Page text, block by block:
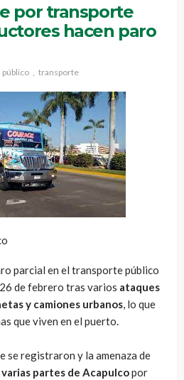
por transporte
hacen paro
público transporte
parcial en el transporte público
de febrero tras varios ataques
y camiones urbanos, lo que
que viven en el puerto.
se registraron y la amenaza de
partes de Acapulcopor